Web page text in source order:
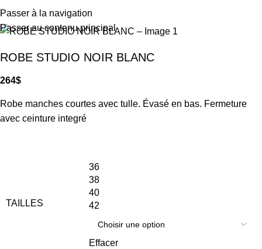
Passer à la navigation
Passer au contenu principal
ROBE STUDIO NOIR BLANC
264$
Robe manches courtes avec tulle. Évasé en bas. Fermeture
avec ceinture integré
TAILLES
36
38
40
42
Effacer